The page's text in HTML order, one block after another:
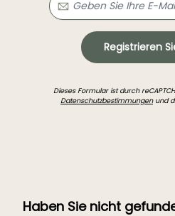
Registrieren
Dieses Formular ist durch
Datenschutzbestimmungenund
Haben Sie nicht